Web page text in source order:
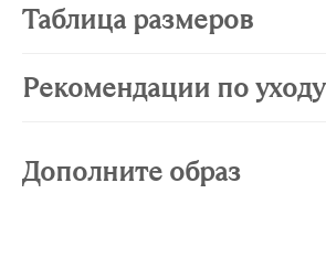
Таблица размеров
Рекомендации по уходу
Дополните образ